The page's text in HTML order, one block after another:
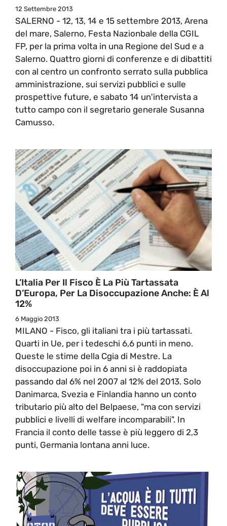
12 Settembre 2013
SALERNO - 12, 13, 14 e 15 settembre 2013, Arena
del mare, Salerno, Festa Nazionbale della CGIL
FP, per la prima volta in una Regione del Sud e a
Salerno. Quattro giorni di conferenze e di dibattiti
con al centro un confronto serrato sulla pubblica
amministrazione, sui servizi pubblici e sulle
prospettive future, e sabato 14 un'intervista a
tutto campo con il segretario generale Susanna
Camusso.
L’Italia Per Il Fisco È La Più Tartassata
D’Europa, Per La Disoccupazione Anche: È Al
12%
6 Maggio 2013
MILANO - Fisco, gli italiani tra i più tartassati.
Quarti in Ue, per i tedeschi 6,6 punti in meno.
Queste le stime della Cgia di Mestre. La
disoccupazione poi in 6 anni si è raddopiata
passando dal 6% nel 2007 al 12% del 2013. Solo
Danimarca, Svezia e Finlandia hanno un conto
tributario più alto del Belpaese, "ma con servizi
pubblici e livelli di welfare incomparabili". In
Francia il conto delle tasse è più leggero di 2,3
punti, Germania lontana anni luce.